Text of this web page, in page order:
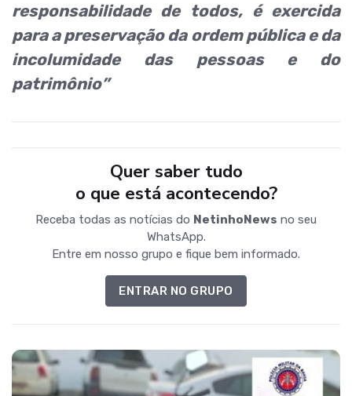
responsabilidade de todos, é exercida
para a preservação da ordem pública e da
incolumidade das pessoas e do
patrimônio”
Quer saber tudo
o que está acontecendo?
Receba todas as notícias do NetinhoNews no seu
WhatsApp.
Entre em nosso grupo e fique bem informado.
ENTRAR NO GRUPO